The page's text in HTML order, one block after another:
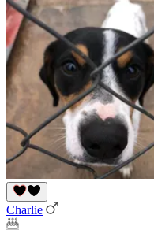
Charlie